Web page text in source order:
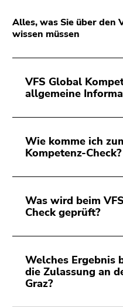
Alles, was Sie über den
wissen müssen
VFS Global
allgemeine
Wie komme ich
Kompetenz-Check?
Was wird beim
Check geprüft?
Welches Ergebnis
die Zulassung an
Graz?